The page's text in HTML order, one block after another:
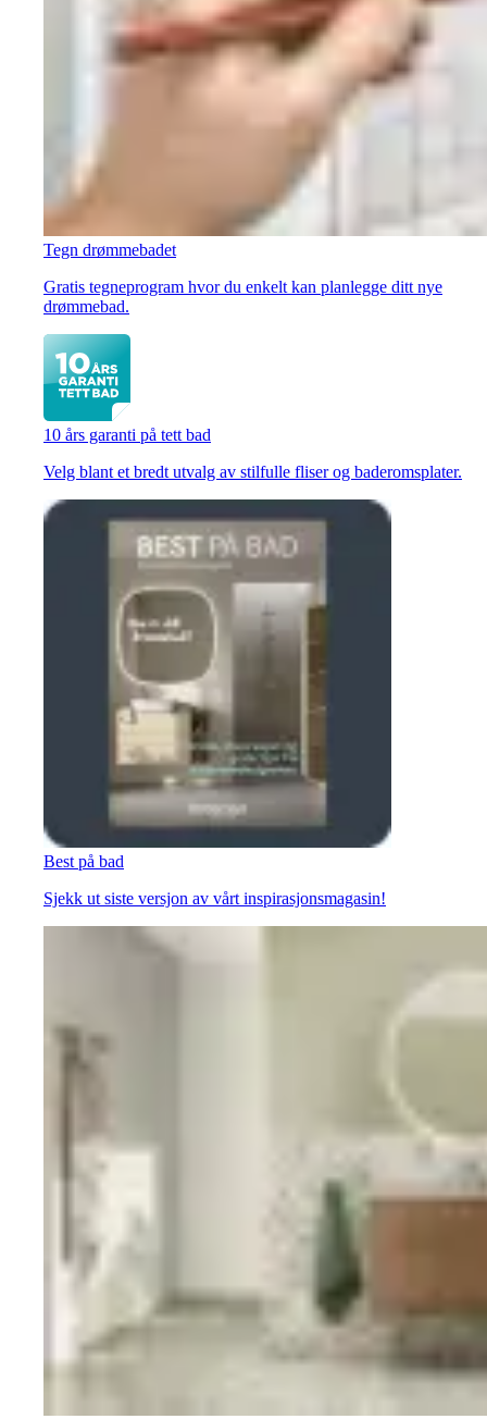
Tegn drømmebadet
Gratis tegneprogram hvor du enkelt kan planlegge ditt nye
drømmebad.
10 års garanti på tett bad
Velg blant et bredt utvalg av stilfulle fliser og baderomsplater.
Best på bad
Sjekk ut siste versjon av vårt inspirasjonsmagasin!